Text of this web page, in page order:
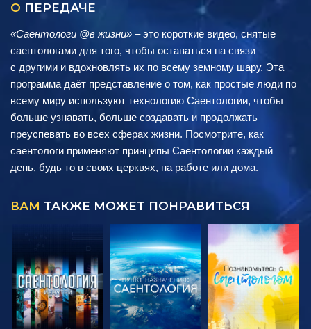
О ПЕРЕДАЧЕ
«Саентологи @в жизни» – это короткие видео, снятые
саентологами для того, чтобы оставаться на связи
с другими и вдохновлять их по всему земному шару. Эта
программа даёт представление о том, как простые люди по
всему миру используют технологию Саентологии, чтобы
больше узнавать, больше создавать и продолжать
преуспевать во всех сферах жизни. Посмотрите, как
саентологи применяют принципы Саентологии каждый
день, будь то в своих церквях, на работе или дома.
ВАМ ТАКЖЕ МОЖЕТ ПОНРАВИТЬСЯ